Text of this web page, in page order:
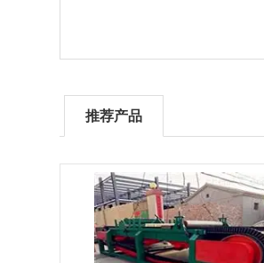
推荐产品